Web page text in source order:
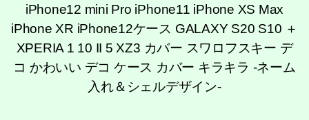
iPhone12 mini Pro iPhone11 iPhone XS Max
iPhone XR iPhone12ケース GALAXY S20 S10 ＋
XPERIA 1 10 II 5 XZ3 カバー スワロフスキー デ
コ かわいい デコ ケース カバー キラキラ -ネーム
入れ＆シェルデザイン-